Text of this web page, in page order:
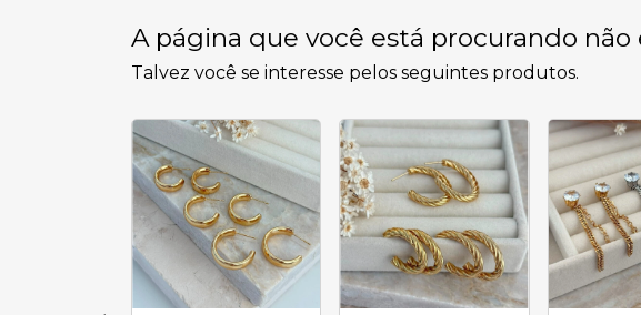
A página que você está procurando não
Talvez você se interesse pelos seguintes produtos.